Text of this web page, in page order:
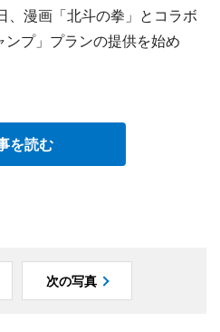
漫画「北斗の拳」とコラボ
プ」プランの提供を始め
を読む
次の写真